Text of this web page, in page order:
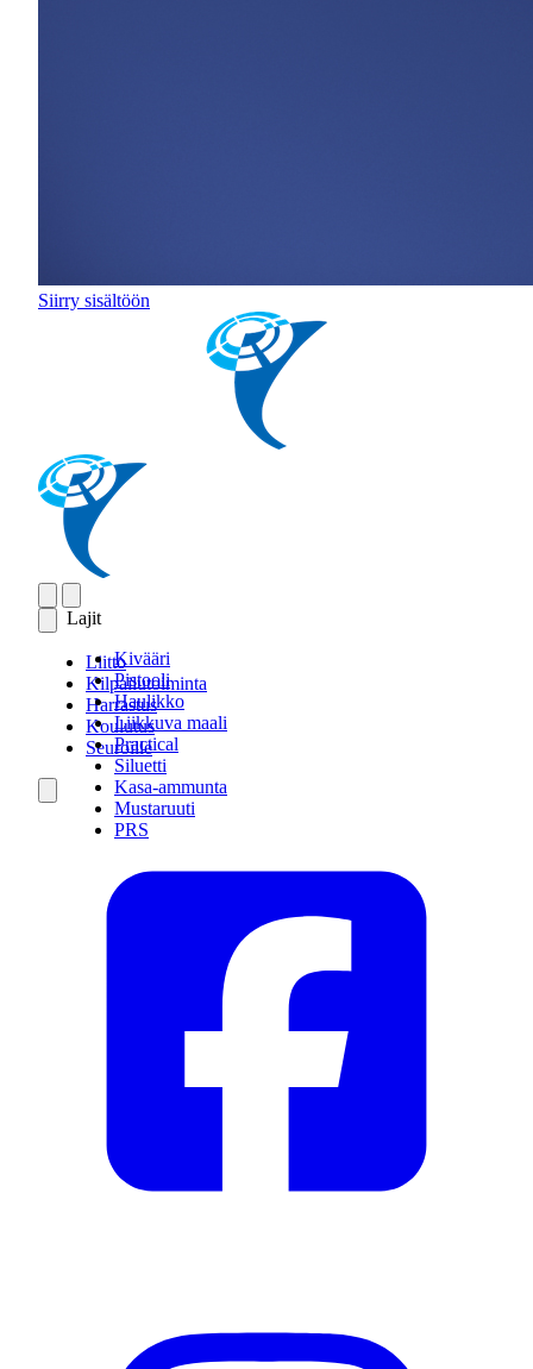
Siirry sisältöön
Lajit
Kivääri
Pistooli
Haulikko
Liikkuva maali
Practical
Siluetti
Kasa-ammunta
Mustaruuti
PRS
Liitto
Kilpailutoiminta
Harrastus
Koulutus
Seuroille